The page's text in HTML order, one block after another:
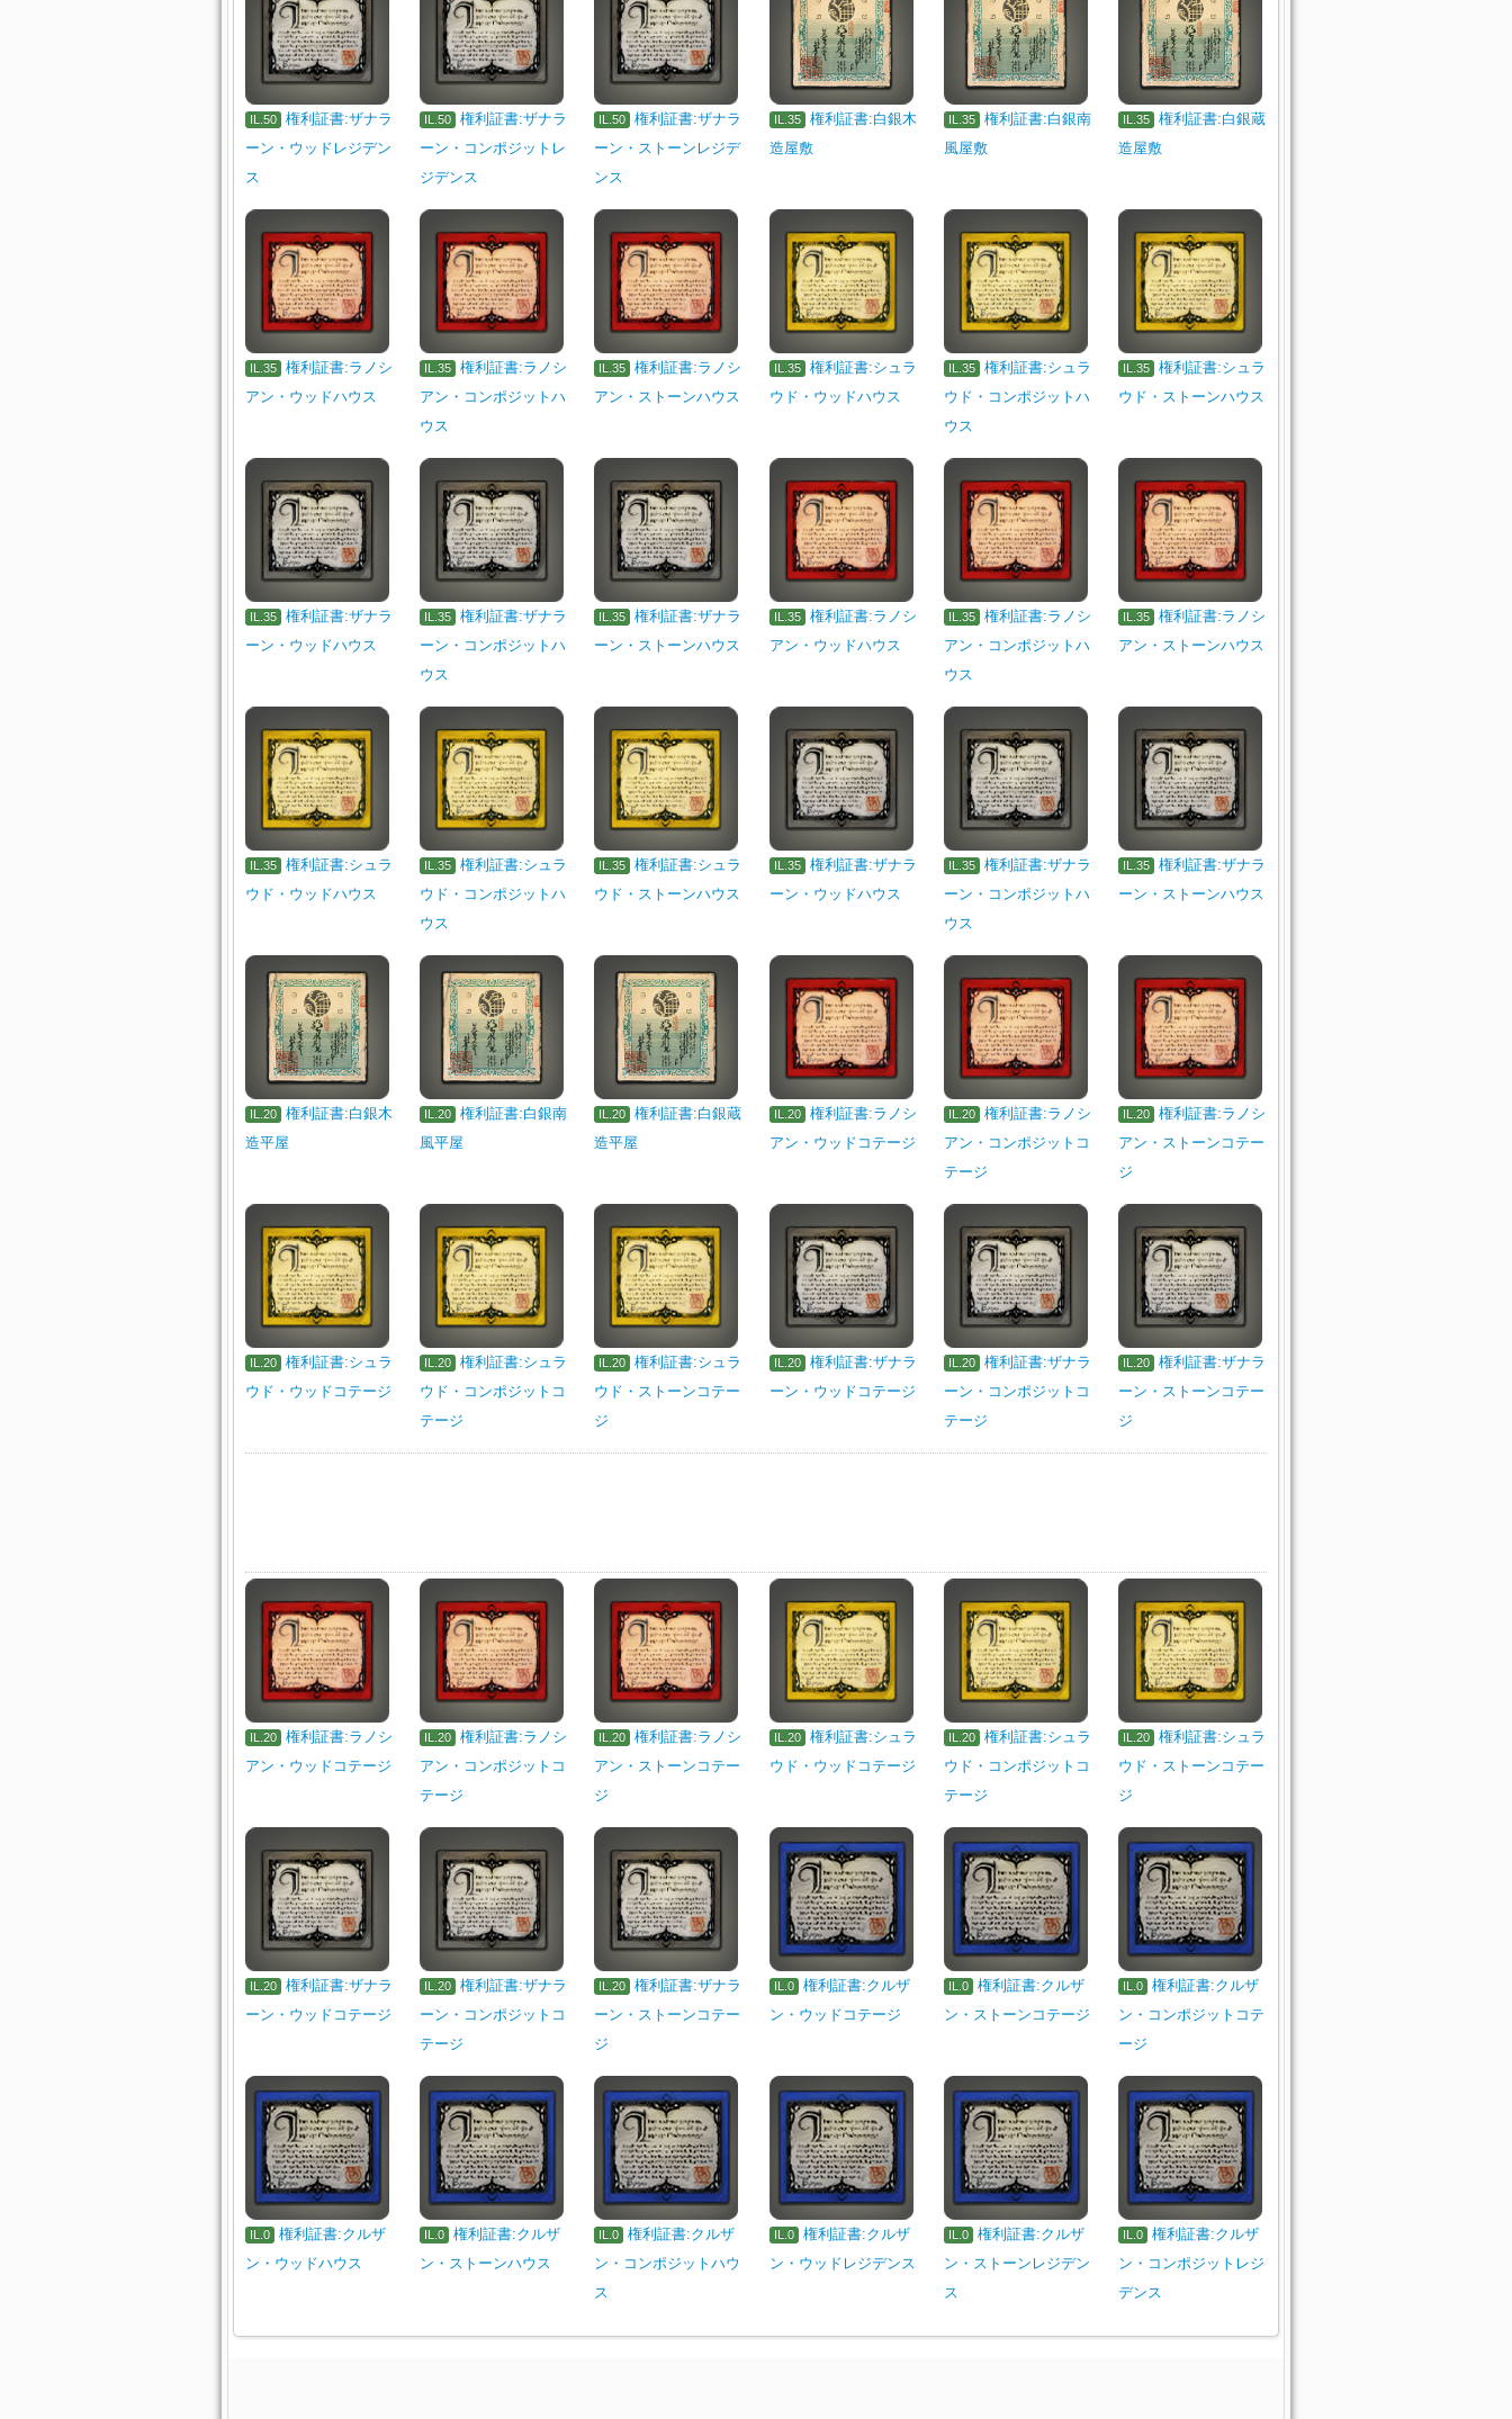
IL.50
権利証書:ザナラ
ーン・ウッドレジデン
ス
IL.50
権利証書:ザナラ
ーン・コンポジットレ
ジデンス
IL.50
権利証書:ザナラ
ーン・ストーンレジデ
ンス
IL.35
権利証書:白銀木
造屋敷
IL.35
権利証書:白銀南
風屋敷
IL.35
権利証書:白銀蔵
造屋敷
IL.35
権利証書:ラノシ
アン・ウッドハウス
IL.35
権利証書:ラノシ
アン・コンポジットハ
ウス
IL.35
権利証書:ラノシ
アン・ストーンハウス
IL.35
権利証書:シュラ
ウド・ウッドハウス
IL.35
権利証書:シュラ
ウド・コンポジットハ
ウス
IL.35
権利証書:シュラ
ウド・ストーンハウス
IL.35
権利証書:ザナラ
ーン・ウッドハウス
IL.35
権利証書:ザナラ
ーン・コンポジットハ
ウス
IL.35
権利証書:ザナラ
ーン・ストーンハウス
IL.35
権利証書:ラノシ
アン・ウッドハウス
IL.35
権利証書:ラノシ
アン・コンポジットハ
ウス
IL.35
権利証書:ラノシ
アン・ストーンハウス
IL.35
権利証書:シュラ
ウド・ウッドハウス
IL.35
権利証書:シュラ
ウド・コンポジットハ
ウス
IL.35
権利証書:シュラ
ウド・ストーンハウス
IL.35
権利証書:ザナラ
ーン・ウッドハウス
IL.35
権利証書:ザナラ
ーン・コンポジットハ
ウス
IL.35
権利証書:ザナラ
ーン・ストーンハウス
IL.20
権利証書:白銀木
造平屋
IL.20
権利証書:白銀南
風平屋
IL.20
権利証書:白銀蔵
造平屋
IL.20
権利証書:ラノシ
アン・ウッドコテージ
IL.20
権利証書:ラノシ
アン・コンポジットコ
テージ
IL.20
権利証書:ラノシ
アン・ストーンコテー
ジ
IL.20
権利証書:シュラ
ウド・ウッドコテージ
IL.20
権利証書:シュラ
ウド・コンポジットコ
テージ
IL.20
権利証書:シュラ
ウド・ストーンコテー
ジ
IL.20
権利証書:ザナラ
ーン・ウッドコテージ
IL.20
権利証書:ザナラ
ーン・コンポジットコ
テージ
IL.20
権利証書:ザナラ
ーン・ストーンコテー
ジ
IL.20
権利証書:ラノシ
アン・ウッドコテージ
IL.20
権利証書:ラノシ
アン・コンポジットコ
テージ
IL.20
権利証書:ラノシ
アン・ストーンコテー
ジ
IL.20
権利証書:シュラ
ウド・ウッドコテージ
IL.20
権利証書:シュラ
ウド・コンポジットコ
テージ
IL.20
権利証書:シュラ
ウド・ストーンコテー
ジ
IL.20
権利証書:ザナラ
ーン・ウッドコテージ
IL.20
権利証書:ザナラ
ーン・コンポジットコ
テージ
IL.20
権利証書:ザナラ
ーン・ストーンコテー
ジ
IL.0
権利証書:クルザ
ン・ウッドコテージ
IL.0
権利証書:クルザ
ン・ストーンコテージ
IL.0
権利証書:クルザ
ン・コンポジットコテ
ージ
IL.0
権利証書:クルザ
ン・ウッドハウス
IL.0
権利証書:クルザ
ン・ストーンハウス
IL.0
権利証書:クルザ
ン・コンポジットハウ
ス
IL.0
権利証書:クルザ
ン・ウッドレジデンス
IL.0
権利証書:クルザ
ン・ストーンレジデン
ス
IL.0
権利証書:クルザ
ン・コンポジットレジ
デンス